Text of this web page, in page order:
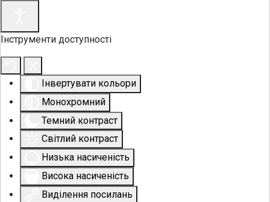
Інструменти доступності
Інвертувати кольори
Монохромний
Темний контраст
Світлий контраст
Низька насиченість
Висока насиченість
Виділення посилань